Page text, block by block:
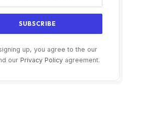
up, you agree to the our
our Privacy Policy agreement.